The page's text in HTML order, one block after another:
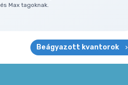
és Max tagoknak.
Beágyazott kvantorok